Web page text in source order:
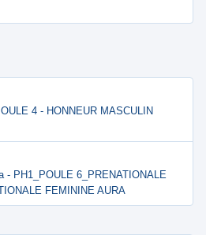
4 - HONNEUR MASCULIN
- PH1_POULE 6_PRENATIONALE
FEMININE AURA